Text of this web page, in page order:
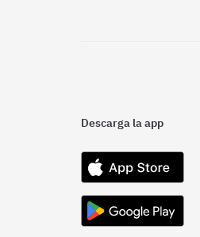
Descarga la app